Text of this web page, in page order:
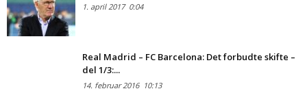
1. april 20170:04
Real Madrid – FC Barcelona: Det forbudte skifte –
del 1/3:...
14. februar 201610:13